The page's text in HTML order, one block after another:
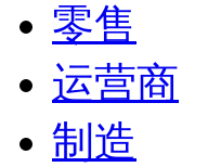
零售
运营商
制造